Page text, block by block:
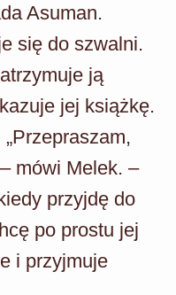
Asuman.
się do szwalni.
ją
jej książkę.
„Przepraszam,
mówi Melek. –
przyjdę do
po prostu jej
i przyjmuje